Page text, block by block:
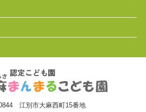
江別市大麻西町15番地